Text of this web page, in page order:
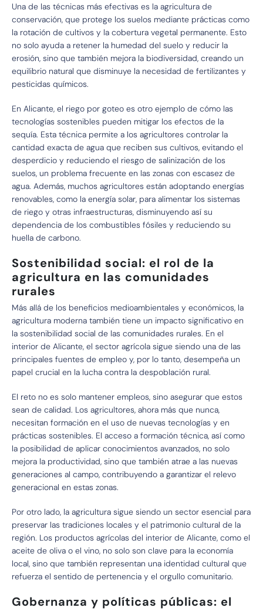
Una de las técnicas más efectivas es la agricultura de
conservación, que protege los suelos mediante prácticas como
la rotación de cultivos y la cobertura vegetal permanente. Esto
no solo ayuda a retener la humedad del suelo y reducir la
erosión, sino que también mejora la biodiversidad, creando un
equilibrio natural que disminuye la necesidad de fertilizantes y
pesticidas químicos.
En Alicante, el riego por goteo es otro ejemplo de cómo las
tecnologías sostenibles pueden mitigar los efectos de la
sequía. Esta técnica permite a los agricultores controlar la
cantidad exacta de agua que reciben sus cultivos, evitando el
desperdicio y reduciendo el riesgo de salinización de los
suelos, un problema frecuente en las zonas con escasez de
agua. Además, muchos agricultores están adoptando energías
renovables, como la energía solar, para alimentar los sistemas
de riego y otras infraestructuras, disminuyendo así su
dependencia de los combustibles fósiles y reduciendo su
huella de carbono.
Sostenibilidad social: el rol de la
agricultura en las comunidades
rurales
Más allá de los beneficios medioambientales y económicos, la
agricultura moderna también tiene un impacto significativo en
la sostenibilidad social de las comunidades rurales. En el
interior de Alicante, el sector agrícola sigue siendo una de las
principales fuentes de empleo y, por lo tanto, desempeña un
papel crucial en la lucha contra la despoblación rural.
El reto no es solo mantener empleos, sino asegurar que estos
sean de calidad. Los agricultores, ahora más que nunca,
necesitan formación en el uso de nuevas tecnologías y en
prácticas sostenibles. El acceso a formación técnica, así como
la posibilidad de aplicar conocimientos avanzados, no solo
mejora la productividad, sino que también atrae a las nuevas
generaciones al campo, contribuyendo a garantizar el relevo
generacional en estas zonas.
Por otro lado, la agricultura sigue siendo un sector esencial para
preservar las tradiciones locales y el patrimonio cultural de la
región. Los productos agrícolas del interior de Alicante, como el
aceite de oliva o el vino, no solo son clave para la economía
local, sino que también representan una identidad cultural que
refuerza el sentido de pertenencia y el orgullo comunitario.
Gobernanza y políticas públicas: el